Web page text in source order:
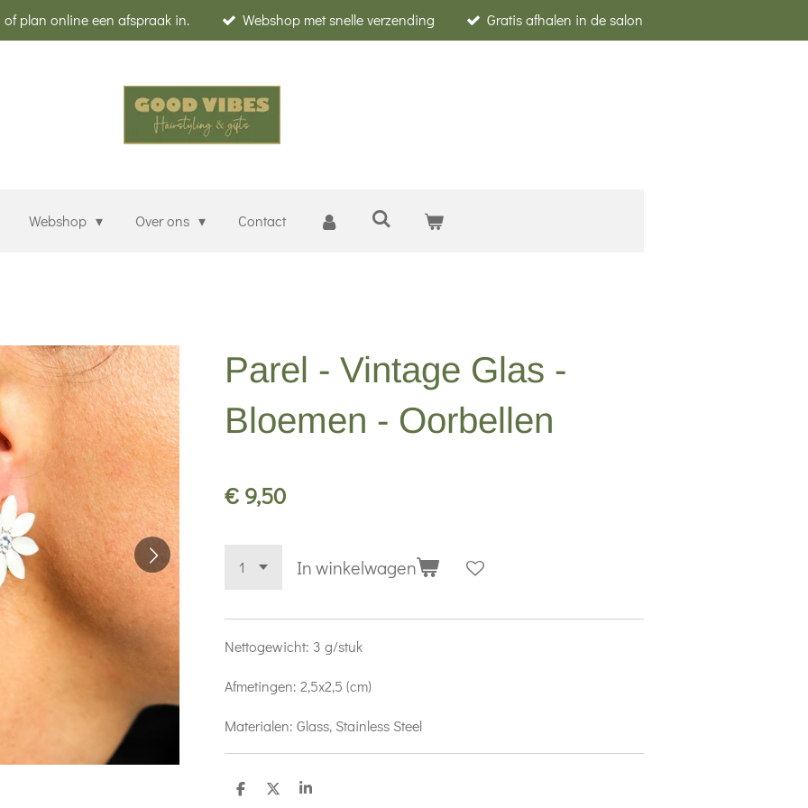
plan online een afspraak in. Webshop met snelle verzending Gratis afhalen in de salon
Webshop Over ons Contact
Parel - Vintage Glas -
Bloemen - Oorbellen
€ 9,50
In winkelwagen
Nettogewicht: 3 g/stuk
Afmetingen: 2,5x2,5 (cm)
Materialen: Glass, Stainless Steel
D
D
S